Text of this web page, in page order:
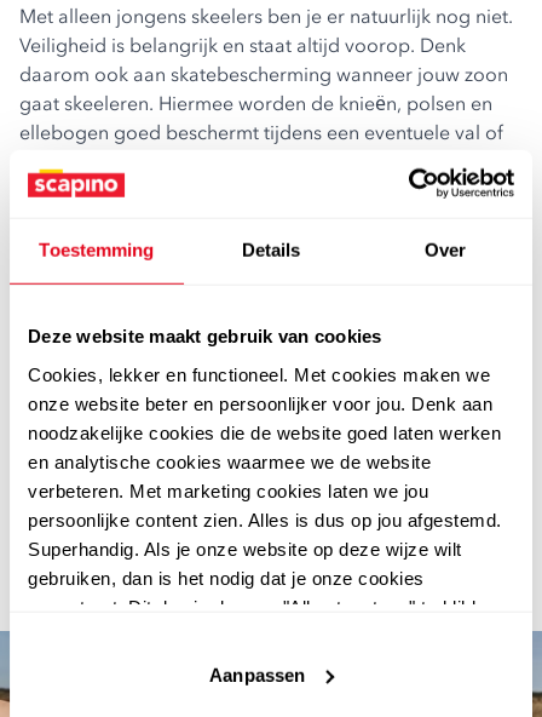
Toestemming Details Over
Deze website maakt gebruik van cookies
Cookies, lekker en functioneel. Met cookies maken we
onze website beter en persoonlijker voor jou. Denk aan
noodzakelijke cookies die de website goed laten werken
en analytische cookies waarmee we de website
verbeteren. Met marketing cookies laten we jou
persoonlijke content zien. Alles is dus op jou afgestemd.
Superhandig. Als je onze website op deze wijze wilt
gebruiken, dan is het nodig dat je onze cookies
accepteert. Dit doe je door op "Alles toestaan" te klikken.
website niet optimaal functioneert.
Aanpassen
Met alleen jongens skeelers ben je er natuurlijk nog niet.
Veiligheid is belangrijk en staat altijd voorop. Denk
daarom ook aan skatebescherming wanneer jouw zoon
gaat skeeleren. Hiermee worden de knieën, polsen en
ellebogen goed beschermt tijdens een eventuele val of
stoot. Ook kleding is natuurlijk belangrijk. Je wilt vrij
kunnen bewegen tijdens het skaten. Bekijk ook onze
klaar is om te gaan skeeleren.
lekker skeeleren met het hele gezin
of ouders? Dat gaat bij Scapino zeker lukken. Je vindt in
onze collectie namelijk ook
meisjes skeelers
dames
enheren skeelers
goedkope skeelers voor jongens kopen
Goedkope jongens skeelers shop je eenvoudig online bij
Scapino. Plaats ze in je winkelmandje, betaal met iDeal of
achteraf met Klarna en laat je bestelling thuis of gratis in
een van onze winkels bezorgen. Wil jouw zoon vandaag
nog op zijn nieuwe skates staan? Kom dan langs in je
dichtstbijzijnde Scapino-winkel.